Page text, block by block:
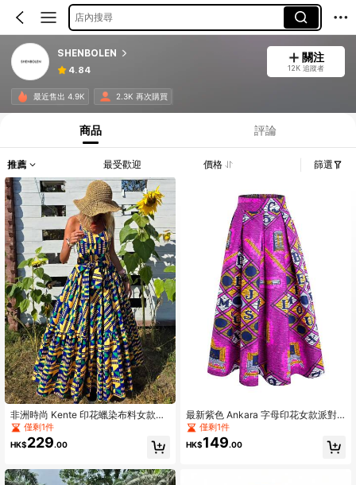
店內搜尋
SHENBOLEN
4.84
關注
12K 追蹤者
最近售出 4.9K 2.3K 再次購買
商品 評論
推薦 最受歡迎 價格 篩選
非洲時尚 Kente 印花蠟染布料女款細
肩帶長版晚禮服
僅剩1件
HK$229.00
最新紫色 Ankara 字母印花女款派對
中長裙僅剩1件
HK$149.00